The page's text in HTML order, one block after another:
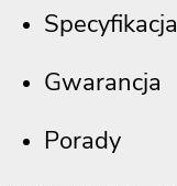
Specyfikacja
Gwarancja
Porady